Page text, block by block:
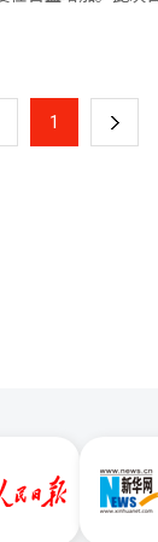
应的无序房源受
环境。Kakao娱乐
来扩大音乐内容
Club Day”，并在
乐领域，还在漫
协议签署仪式，
学习内容的视频
的内容将应用于
获取更准确的信
1 下